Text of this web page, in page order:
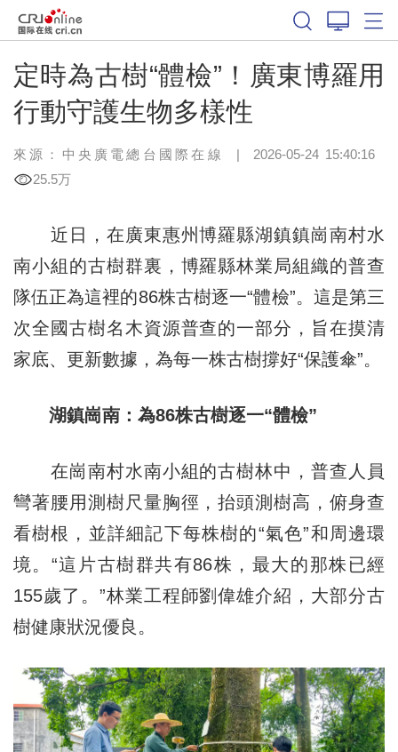
定時為古樹“體檢”！廣東博羅用
行動守護生物多樣性
來源：中央廣電總台國際在線 | 2026-05-24 15:40:16
25.5万
近日，在廣東惠州博羅縣湖鎮鎮崗南村水
南小組的古樹群裏，博羅縣林業局組織的普查
隊伍正為這裡的86株古樹逐一“體檢”。這是第三
次全國古樹名木資源普查的一部分，旨在摸清
家底、更新數據，為每一株古樹撐好“保護傘”。
湖鎮崗南：為86株古樹逐一“體檢”
在崗南村水南小組的古樹林中，普查人員
彎著腰用測樹尺量胸徑，抬頭測樹高，俯身查
看樹根，並詳細記下每株樹的“氣色”和周邊環
境。“這片古樹群共有86株，最大的那株已經
155歲了。”林業工程師劉偉雄介紹，大部分古
樹健康狀況優良。